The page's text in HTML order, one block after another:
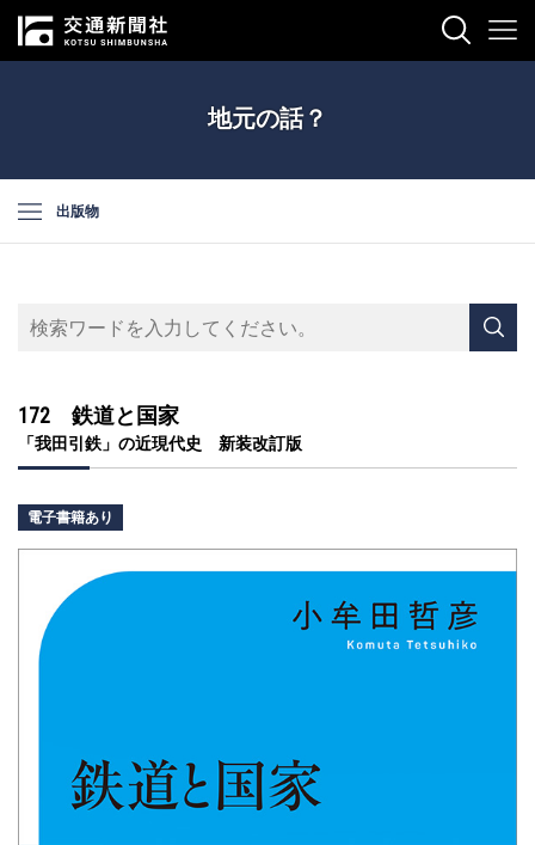
地元の話？
出版物
172 鉄道と国家
「我田引鉄」の近現代史 新装改訂版
電子書籍あり